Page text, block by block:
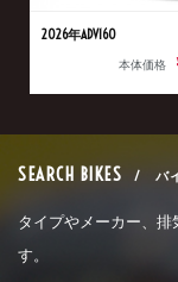
2026年ADV160
本体価格
SEARCH BIKES / バ
タイプやメーカー、
す。